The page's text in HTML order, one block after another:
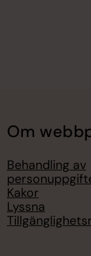
Om
Behandling av
Kakor
Lyssna